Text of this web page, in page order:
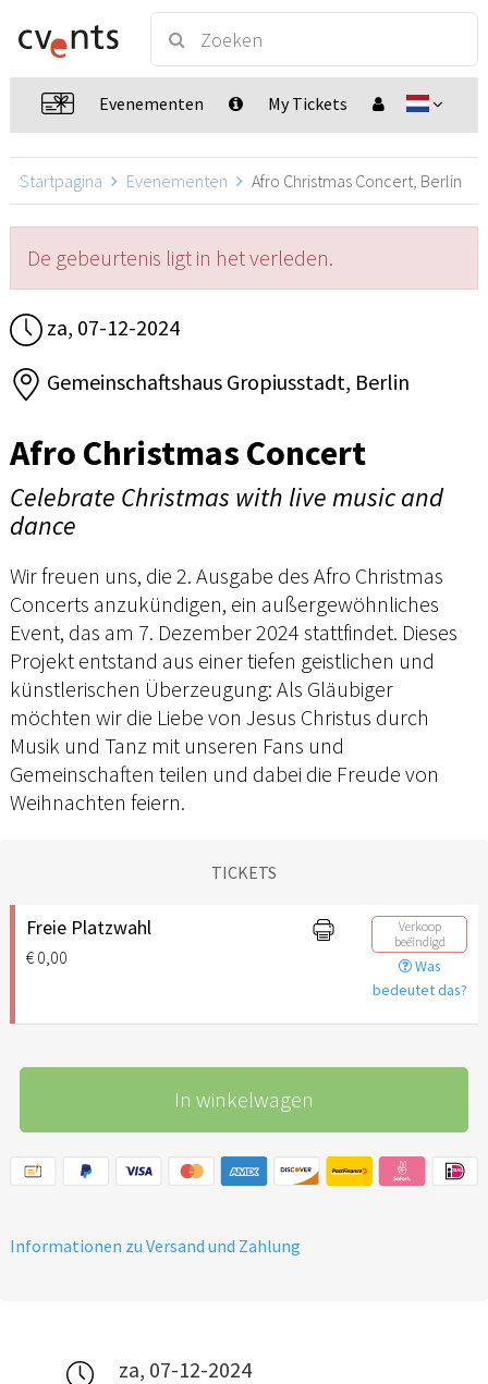
Evenementen My Tickets
Startpagina Evenementen Afro Christmas Concert, Berlin
De gebeurtenis ligt in het verleden.
za, 07-12-2024
Gemeinschaftshaus Gropiusstadt, Berlin
Afro Christmas Concert
Celebrate Christmas with live music and
dance
Wir freuen uns, die 2. Ausgabe des Afro Christmas
Concerts anzukündigen, ein außergewöhnliches
Event, das am 7. Dezember 2024 stattfindet. Dieses
Projekt entstand aus einer tiefen geistlichen und
künstlerischen Überzeugung: Als Gläubiger
möchten wir die Liebe von Jesus Christus durch
Musik und Tanz mit unseren Fans und
Gemeinschaften teilen und dabei die Freude von
Weihnachten feiern.
TICKETS
Freie Platzwahl
€ 0,00
Verkoop
beëindigd
Was
bedeutet das?
In winkelwagen
Informationen zu Versand und Zahlung
za, 07-12-2024